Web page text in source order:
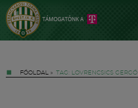
FŐOLDAL » TAG: LOVRENCSICS GERGŐ